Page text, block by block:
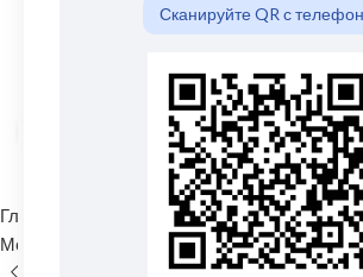
Сканируйте QR с
Нажмите, чтобы увеличить
Главная
Водосточные системы
Металлические водосточные системы